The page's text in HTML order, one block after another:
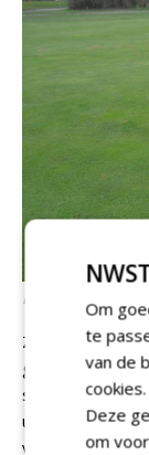
De green van
Zelf speelt
golfbaan.
speelmoment,
uit twee man
voordeel van de
Om
te
van de
cookies.
Deze
om